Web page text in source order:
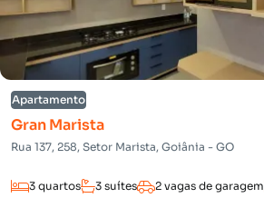
Apartamento
Gran Marista
Rua 137, 258, Setor Marista, Goiânia - GO
3 quartos 3 suítes 2 vagas de garagem